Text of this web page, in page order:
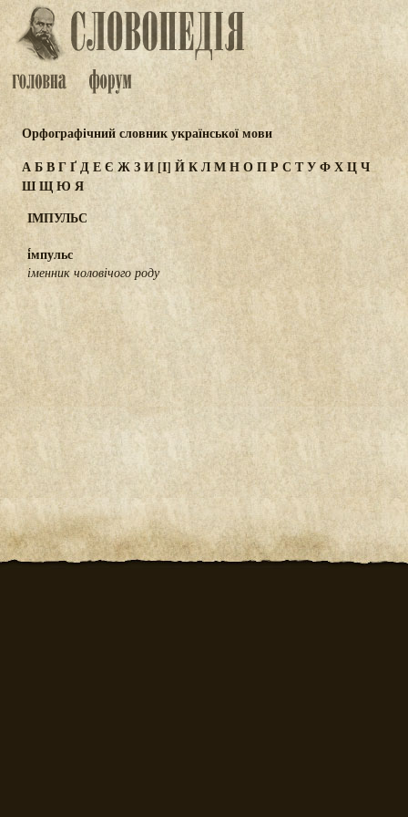
Орфографічний словник української мови
АБВГҐДЕЄ ЖЗИ[І] ЙКЛМНОПР СТУФХЦЧ
ШЩЮЯ
ІМПУЛЬС
і́мпульс
іменник чоловічого роду